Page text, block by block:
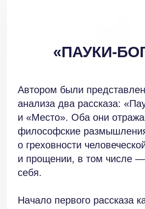
несколько неудачным, поскольку
является общим местом: «Жизнь
скоротечно. И, как сказал мой любимый
писатель, — это аксиома». Это можно
назвать литературным штампом. Если
автор хотел загадать читателю загадку
о том, кто его любимый писатель,
то разгадывать её нет особого желания.
Далее мы узнаём, что рассказчик
находится в поезде, но хотел бы быть
где-то в другом месте. Упоминание
предположить, что это будет